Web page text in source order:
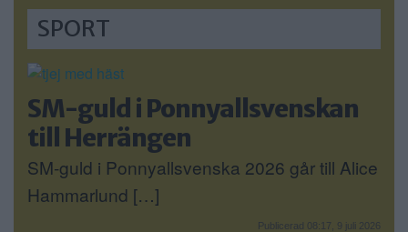
SPORT
SM-guld i Ponnyallsvenskan
till Herrängen
SM-guld i Ponnyallsvenska 2026 går till Alice
Hammarlund […]
Publicerad 08:17, 9 juli 2026